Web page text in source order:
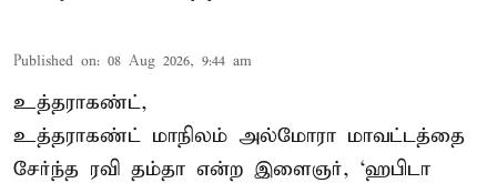
Published on: 08 Aug 2026, 9:44 am
உத்தராகண்ட்,
உத்தராகண்ட் மாநிலம் அல்மோரா மாவட்டத்தை
சேர்ந்த ரவி தம்தா என்ற இளைஞர், ‘ஹபிடா